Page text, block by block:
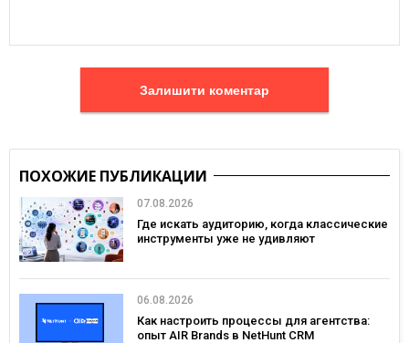
Залишити коментар
ПОХОЖИЕ ПУБЛИКАЦИИ
07.08.2026
Где искать аудиторию, когда классические
инструменты уже не удивляют
06.08.2026
Как настроить процессы для агентства:
опыт AIR Brands в NetHunt CRM